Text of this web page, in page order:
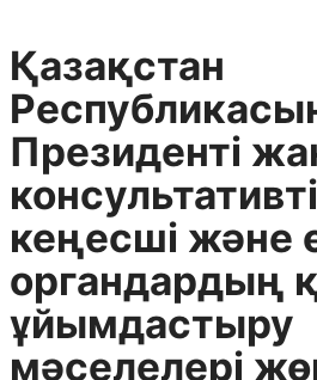
Қазақстан
Президенті
кеңесші және
органдардың
ұйымдастыру
мәселелері